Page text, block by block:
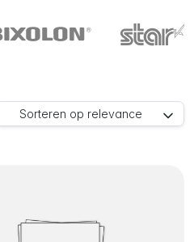
Sorteren op relevance